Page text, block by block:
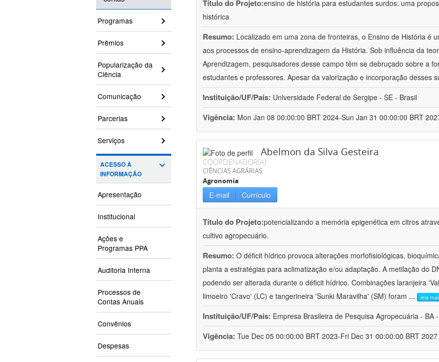
Programas
Prêmios
Popularização da
Ciência
Comunicação
Parcerias
Serviços
ACESSO À
INFORMAÇÃO
Apresentação
Institucional
Ações e
Programas PPA
Auditoria Interna
Processos de
Contas Anuais
Convênios
Despesas
Título do Projeto:ensino de história para estudantes surdos: uma
histórica
Resumo: Localizado em uma zona de fronteiras, o Ensino de História é
aos processos de ensino-aprendizagem da História. Sob influência da
Aprendizagem, pesquisadores desse campo têm se debruçado sobre a
estudantes e professores. Apesar da valorização e incorporação desses
Instituição/UF/País: Universidade Federal de Sergipe - SE - Brasil
Vigência: Mon Jan 08 00:00:00 BRT 2024-Sun Jan 31 00:00:00 BRT
Abelmon da Silva Gesteira
COORDENADOR(A)
CIÊNCIAS AGRÁRIAS
Agronomia
E-mail Currículo
Título do Projeto:potencializando a memória epigenética em citros
cultivo agropecuário.
Resumo: O déficit hídrico provoca alterações morfofisiológicas,
planta a estratégias para aclimatização e/ou adaptação. A metilação do
podendo ser alterada durante o déficit hídrico. Combinações laranjeira
limoeiro 'Cravo' (LC) e tangerineira 'Sunki Maravilha' (SM) foram ... leia
Instituição/UF/País: Empresa Brasileira de Pesquisa Agropecuária - BA
Vigência: Tue Dec 05 00:00:00 BRT 2023-Fri Dec 31 00:00:00 BRT 2027